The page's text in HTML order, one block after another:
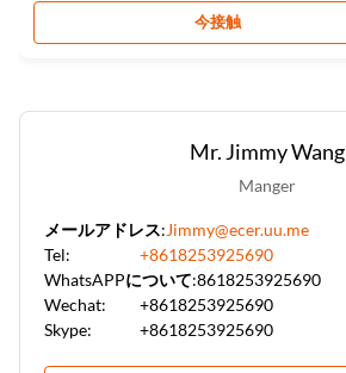
今接触
Mr. Jimmy Wang
Manger
メールアドレス:Jimmy@ecer.uu.me
Tel:
+8618253925690
WhatsAPPについて:8618253925690
Wechat:
+8618253925690
Skype:
+8618253925690